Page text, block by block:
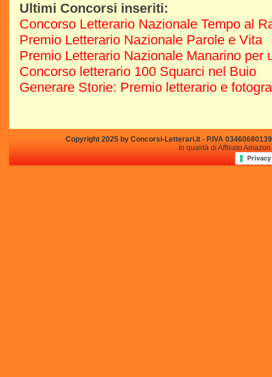
Ultimi Concorsi inseriti:
Concorso Letterario Nazionale Tempo al
Premio Letterario Nazionale Parole e Vita
Premio Letterario Nazionale Manarino per
Concorso letterario 100 Squarci nel Buio
Generare Storie: Premio letterario e
Copyright 2025 by Concorsi-Letterari.it - P.IVA
In qualità di Affiliato